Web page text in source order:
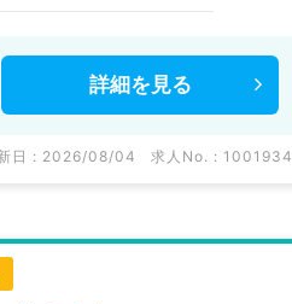
詳細を 見る
日 : 2026/08/04 求人No. : 1001934